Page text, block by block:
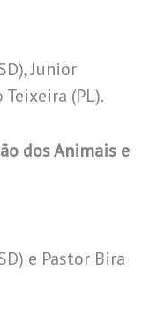
Junior
(PL).
dos Animais e
e Pastor Bira